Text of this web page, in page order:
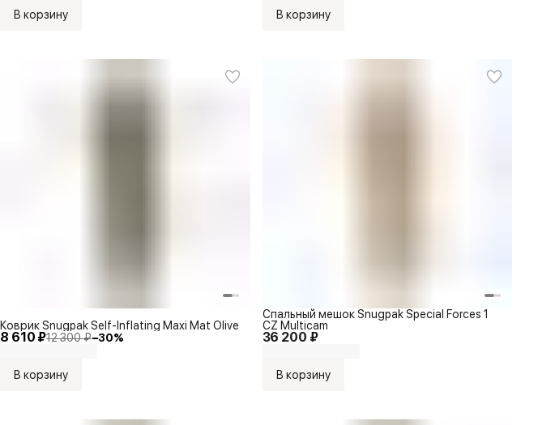
В корзину В корзину
8 610 ₽12 300 ₽−30%
Коврик Snugpak Self-Inflating Maxi Mat Olive
В корзину
36 200 ₽
Спальный мешок Snugpak Special Forces 1
CZ Multicam
В корзину